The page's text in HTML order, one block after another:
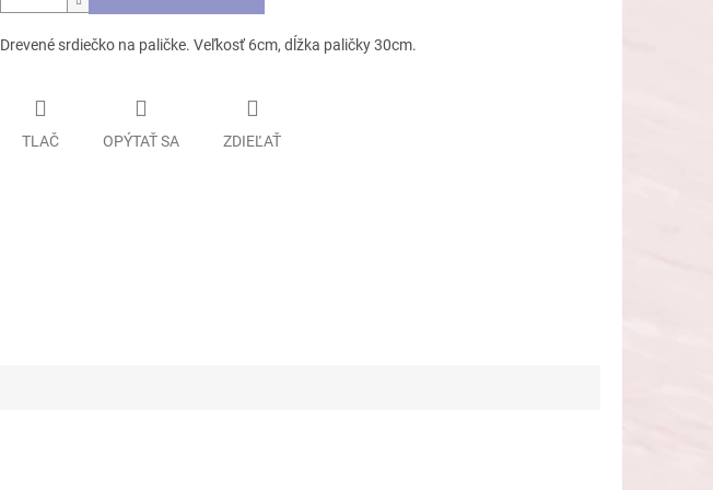
Drevené srdiečko na paličke. Veľkosť 6cm, dĺžka paličky 30cm.
TLAČ OPÝTAŤ SA ZDIEĽAŤ